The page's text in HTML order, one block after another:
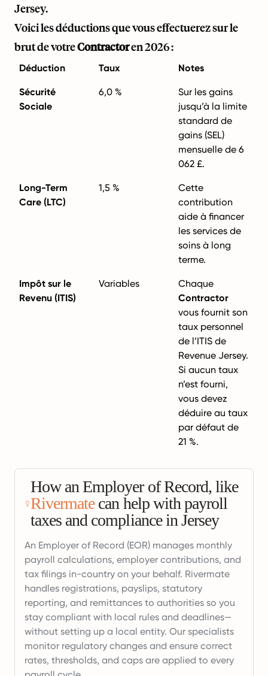
Jersey.
Voici les déductions que vous effectuerez sur le
brut de votreContractoren 2026 :
Déduction Taux Notes
Sécurité
Sociale
6,0 %
Sur les gains
jusqu’à la limite
standard de
gains (SEL)
mensuelle de 6
062 £.
Long-Term
Care (LTC)
1,5 %
Cette
contribution
aide à financer
les services de
soins à long
terme.
Impôt sur le
Revenu (ITIS)
Variables
Chaque
Contractor
vous fournit son
taux personnel
de l’ITIS de
Revenue Jersey.
Si aucun taux
n’est fourni,
vous devez
déduire au taux
par défaut de
21 %.
How an Employer of Record, like
Rivermatecan help with payroll
taxes and compliance in Jersey
An Employer of Record (EOR) manages monthly
payroll calculations, employer contributions, and
tax filings in-country on your behalf. Rivermate
handles registrations, payslips, statutory
reporting, and remittances to authorities so you
stay compliant with local rules and deadlines—
without setting up a local entity. Our specialists
monitor regulatory changes and ensure correct
rates, thresholds, and caps are applied to every